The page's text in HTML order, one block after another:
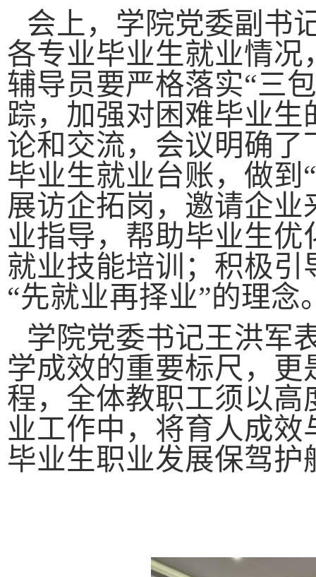
会上，学院党委副书
各专业毕业生就业情
辅导员要严格落实“三
踪，加强对困难毕业
论和交流，会议明确
毕业生就业台账，做到
展访企拓岗，邀请企
业指导，帮助毕业生
就业技能培训；积极
“先就业再择业”的理念
学院党委书记王洪军
学成效的重要标尺，
程，全体教职工须以
业工作中，将育人成
毕业生职业发展保驾护